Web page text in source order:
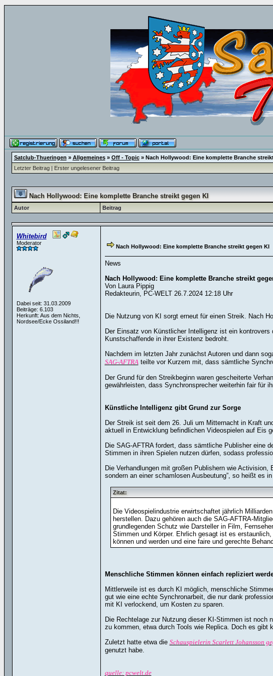
Satclub-Thueringen » Allgemeines» Off - Topic» Nach Hollywood: Eine komplette Branche
Letzter Beitrag| Erster ungelesener Beitrag
Nach Hollywood: Eine komplette Branche streikt gegen KI
Autor Beitrag
Whitebird
Moderator
Dabei seit: 31.03.2009
Beiträge: 6.103
Herkunft: Aus dem Nichts,
Nordsee/Ecke Ossiland!!!
Nach Hollywood: Eine komplette Branche streikt gegen KI
News
Nach Hollywood: Eine komplette Branche streikt
Von Laura Pippig
Redakteurin, PC-WELT 26.7.2024 12:18 Uhr
Die Nutzung von KI sorgt erneut für einen Streik. Nach
Der Einsatz von Künstlicher Intelligenz ist ein
Kunstschaffende in ihrer Existenz bedroht.
Nachdem im letzten Jahr zunächst Autoren und dann
SAG-AFTRAteilte vor Kurzem mit, dass sämtliche
Der Grund für den Streikbeginn waren gescheiterte
gewährleisten, dass Synchronsprecher weiterhin fair für
Künstliche Intelligenz gibt Grund zur Sorge
Der Streik ist seit dem 26. Juli um Mitternacht in Kraft
aktuell in Entwicklung befindlichen Videospielen auf Eis
Die SAG-AFTRA fordert, dass sämtliche Publisher eine
Stimmen in ihren Spielen nutzen dürfen, sodass
Die Verhandlungen mit großen Publishern wie
sondern an einer schamlosen Ausbeutung”, so heißt es
Zitat:
Die Videospielindustrie erwirtschaftet jährlich
herstellen. Dazu gehören auch die SAG-AFTRA-
grundlegenden Schutz wie Darsteller in Film,
Stimmen und Körper. Ehrlich gesagt ist es
können und werden und eine faire und gerechte
Menschliche Stimmen können einfach repliziert
Mittlerweile ist es durch KI möglich, menschliche
gut wie eine echte Synchronarbeit, die nur dank
mit KI verlockend, um Kosten zu sparen.
Die Rechtelage zur Nutzung dieser KI-Stimmen ist
zu kommen, etwa durch Tools wie Replica. Doch es
Zuletzt hatte etwa die Schauspielerin Scarlett Johansson
genutzt habe.
quelle: pcwelt.de